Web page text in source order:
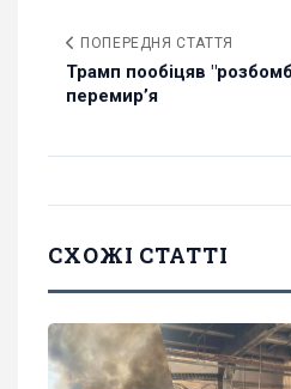
ПОПЕРЕДНЯ СТАТТЯ
Трамп пообіцяв
перемир’я
СХОЖІ СТАТТІ